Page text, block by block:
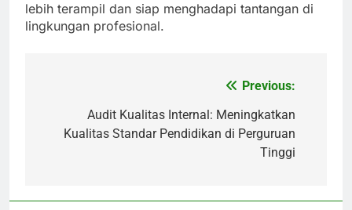
lebih terampil dan siap menghadapi tantangan di
lingkungan profesional.
navigation
Previous:
Audit Kualitas Internal: Meningkatkan
Kualitas Standar Pendidikan di Perguruan
Tinggi